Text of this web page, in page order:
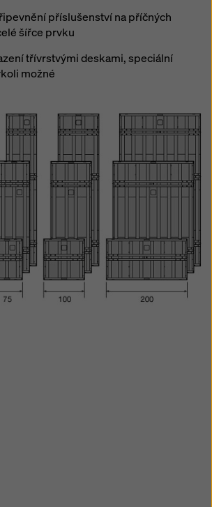
příslušenství na příčných
šířce prvku
třívrstvými deskami, speciální
možné